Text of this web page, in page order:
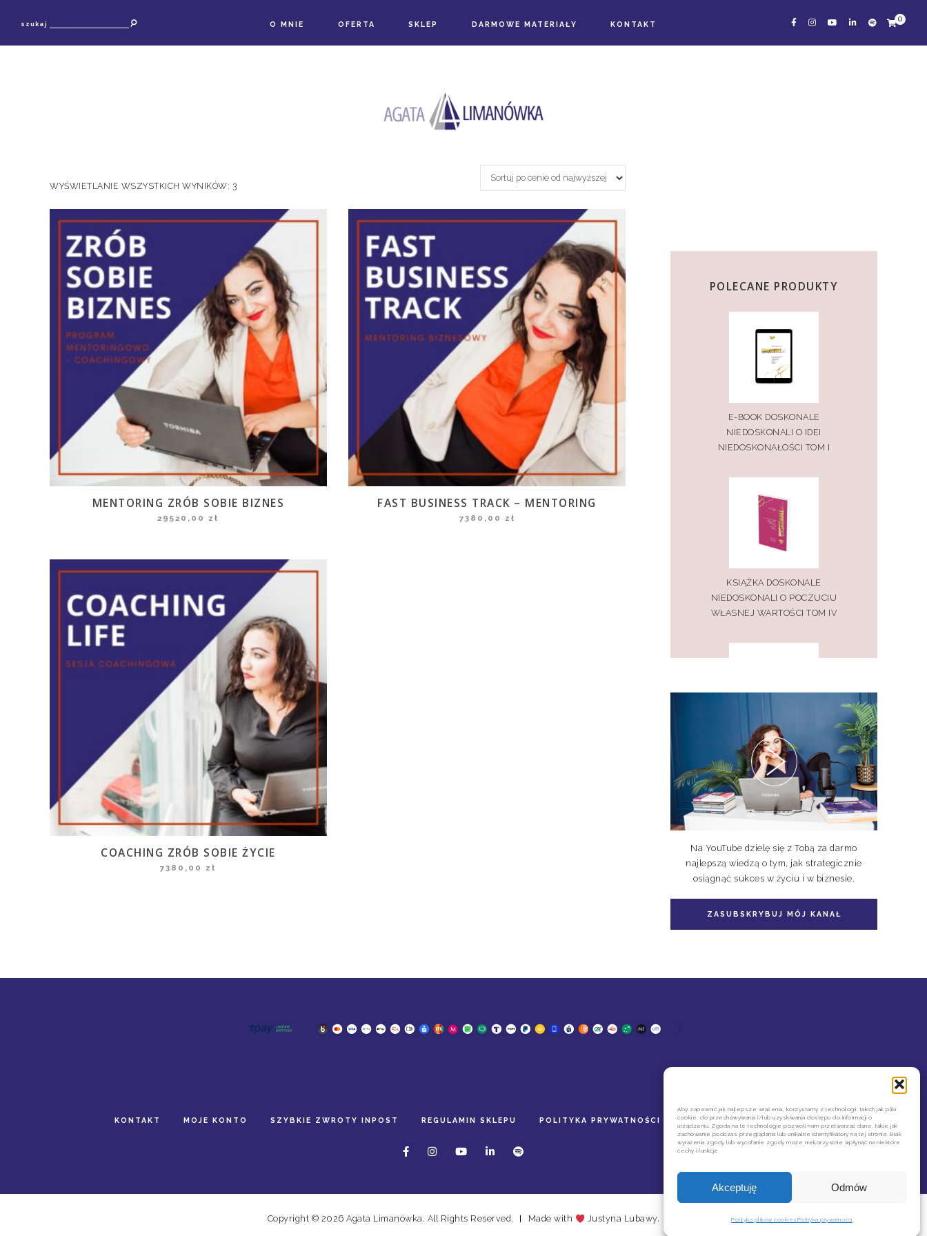
Aby zapewnić jak najlepsze wrażenia, korzystamy z technologii, takich jak pliki
cookie, do przechowywania i/lub uzyskiwania dostępu do informacji o
urządzeniu. Zgoda na te technologie pozwoli nam przetwarzać dane, takie jak
zachowanie podczas przeglądania lub unikalne identyfikatory na tej stronie. Brak
wyrażenia zgody lub wycofanie zgody może niekorzystnie wpłynąć na niektóre
cechy i funkcje.
Akceptuję Odmów
Polityka plików cookies Polityka prywatności
szukaj O MNIE OFERTA SKLEP DARMOWE MATERIAŁY KONTAKT
0
WYŚWIETLANIE WSZYSTKICH WYNIKÓW: 3
MENTORING ZRÓB SOBIE BIZNES
29520,00 zł
FAST BUSINESS TRACK – MENTORING
7380,00 zł
COACHING ZRÓB SOBIE ŻYCIE
7380,00 zł
POLECANE PRODUKTY
E-BOOK DOSKONALE
NIEDOSKONALI O IDEI
NIEDOSKONAŁOŚCI TOM I
KSIĄŻKA DOSKONALE
NIEDOSKONALI O POCZUCIU
WŁASNEJ WARTOŚCI TOM IV
PAKIET KSIĄŻEK DOSKONALE
NIEDOSKONALI TOM I, II, III
Na YouTube dzielę się z Tobą za darmo
najlepszą wiedzą o tym, jak strategicznie
osiągnąć sukces w życiu i w biznesie.
ZASUBSKRYBUJ MÓJ KANAŁ
KONTAKT MOJE KONTO SZYBKIE ZWROTY INPOST REGULAMIN SKLEPU POLITYKA PRYWATNOŚCI REGULAMIN NEWSLETTERA
Copyright © 2026 Agata Limanówka. All Rights Reserved. Made with Justyna Lubawy.